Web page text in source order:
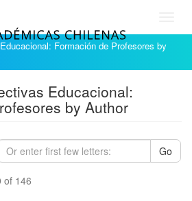
Formación de Profesores by
Educacional:
by Author
Go
of 146